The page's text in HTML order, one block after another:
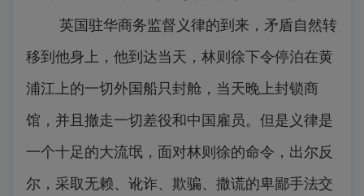
英国驻华商务监督义律的到来，矛盾自然转
移到他身上，他到达当天，林则徐下令停泊在黄
浦江上的一切外国船只封舱，当天晚上封锁商
馆，并且撤走一切差役和中国雇员。但是义律是
一个十足的大流氓，面对林则徐的命令，出尔反
尔，采取无赖、讹诈、欺骗、撒谎的卑鄙手法交